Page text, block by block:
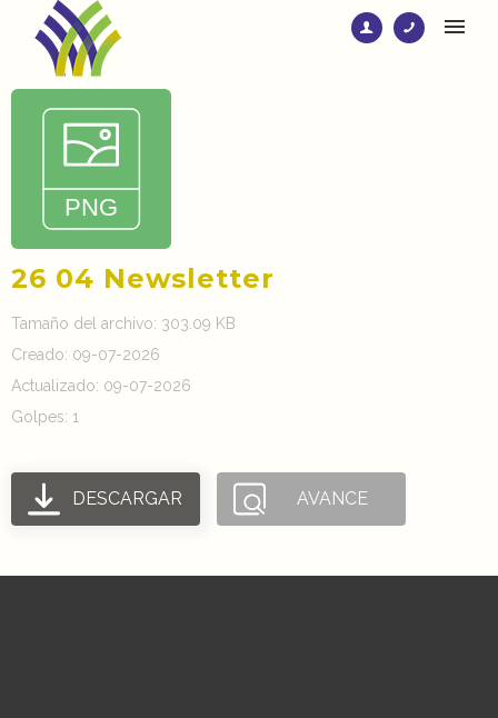
26 04 Newsletter
Tamaño del archivo: 303.09 KB
Creado: 09-07-2026
Actualizado: 09-07-2026
Golpes: 1
DESCARGAR AVANCE